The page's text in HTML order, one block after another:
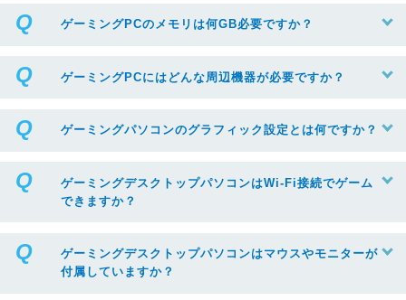
ゲーミングPCのメモリは何GB必要ですか？
ゲーミングPCにはどんな周辺機器が必要ですか？
ゲーミングパソコンのグラフィック設定とは何ですか？
ゲーミングデスクトップパソコンはWi-Fi接続でゲーム
できますか？
ゲーミングデスクトップパソコンはマウスやモニターが
付属していますか？